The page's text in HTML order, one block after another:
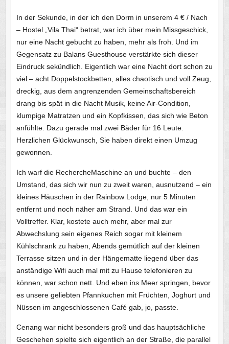
In der Sekunde, in der ich den Dorm in unserem 4 € / Nach
– Hostel „Vila Thai“ betrat, war ich über mein Missgeschick,
nur eine Nacht gebucht zu haben, mehr als froh. Und im
Gegensatz zu Balans Guesthouse verstärkte sich dieser
Eindruck sekündlich. Eigentlich war eine Nacht dort schon zu
viel – acht Doppelstockbetten, alles chaotisch und voll Zeug,
dreckig, aus dem angrenzenden Gemeinschaftsbereich
drang bis spät in die Nacht Musik, keine Air-Condition,
klumpige Matratzen und ein Kopfkissen, das sich wie Beton
anfühlte. Dazu gerade mal zwei Bäder für 16 Leute.
Herzlichen Glückwunsch, Sie haben direkt einen Umzug
gewonnen.
Ich warf die RechercheMaschine an und buchte – den
Umstand, das sich wir nun zu zweit waren, ausnutzend – ein
kleines Häuschen in der Rainbow Lodge, nur 5 Minuten
entfernt und noch näher am Strand. Und das war ein
Volltreffer. Klar, kostete auch mehr, aber mal zur
Abwechslung sein eigenes Reich sogar mit kleinem
Kühlschrank zu haben, Abends gemütlich auf der kleinen
Terrasse sitzen und in der Hängematte liegend über das
anständige Wifi auch mal mit zu Hause telefonieren zu
können, war schon nett. Und eben ins Meer springen, bevor
es unsere geliebten Pfannkuchen mit Früchten, Joghurt und
Nüssen im angeschlossenen Café gab, jo, passte.
Cenang war nicht besonders groß und das hauptsächliche
Geschehen spielte sich eigentlich an der Straße, die parallel